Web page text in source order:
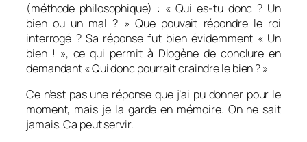
(méthode philosophique) : « Qui es-tu donc ? Un
bien ou un mal ? » Que pouvait répondre le roi
interrogé ? Sa réponse fut bien évidemment « Un
bien ! », ce qui permit à Diogène de conclure en
demandant « Qui donc pourrait craindre le bien ? »
Ce n’est pas une réponse que j’ai pu donner pour le
moment, mais je la garde en mémoire. On ne sait
jamais. Ca peut servir.